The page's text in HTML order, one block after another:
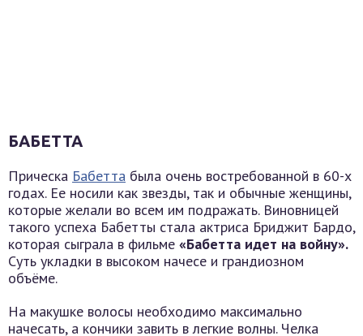
БАБЕТТА
Прическа Бабетта была очень востребованной в 60-х
годах. Ее носили как звезды, так и обычные женщины,
которые желали во всем им подражать. Виновницей
такого успеха Бабетты стала актриса Бриджит Бардо,
которая сыграла в фильме «Бабетта идет на войну».
Суть укладки в высоком начесе и грандиозном
объёме.
На макушке волосы необходимо максимально
начесать, а кончики завить в легкие волны. Челка